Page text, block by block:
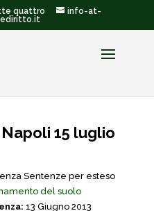
quattro
info-at-
Napoli 15 luglio
Sentenze per esteso
del suolo
13 Giugno 2013